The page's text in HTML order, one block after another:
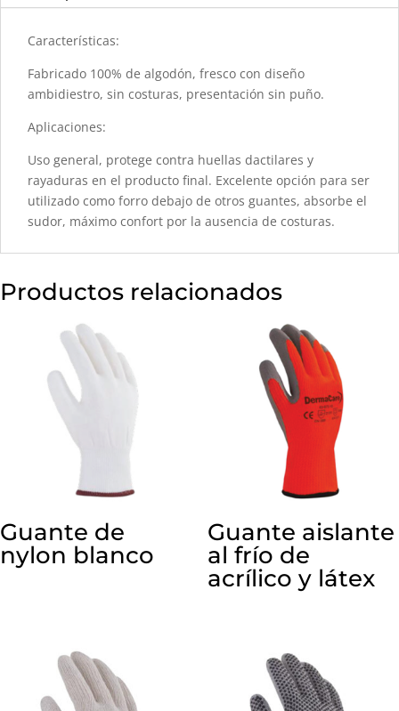
Características:
Fabricado 100% de algodón, fresco con diseño
ambidiestro, sin costuras, presentación sin puño.
Aplicaciones:
Uso general, protege contra huellas dactilares y
rayaduras en el producto final. Excelente opción para ser
utilizado como forro debajo de otros guantes, absorbe el
sudor, máximo confort por la ausencia de costuras.
Productos relacionados
Guante de
nylon blanco
Guante aislante
al frío de
acrílico y látex